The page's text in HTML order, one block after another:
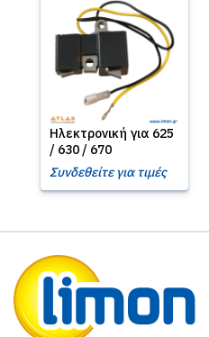
Ηλεκτρονική για 625
/ 630 / 670
Συνδεθείτε για τιμές